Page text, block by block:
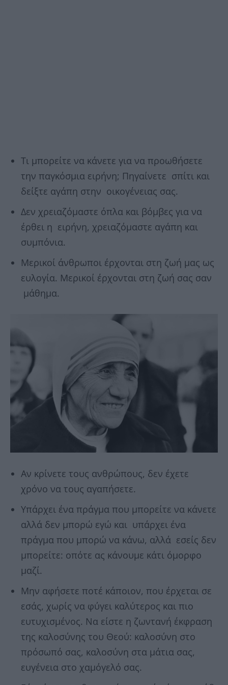
Τι μπορείτε να κάνετε για να προωθήσετε
την παγκόσμια ειρήνη; Πηγαίνετε σπίτι και
δείξτε αγάπη στην οικογένειας σας.
Δεν χρειαζόμαστε όπλα και βόμβες για να
έρθει η ειρήνη, χρειαζόμαστε αγάπη και
συμπόνια.
Μερικοί άνθρωποι έρχονται στη ζωή μας ως
ευλογία. Μερικοί έρχονται στη ζωή σας σαν
μάθημα.
Αν κρίνετε τους ανθρώπους, δεν έχετε
χρόνο να τους αγαπήσετε.
Υπάρχει ένα πράγμα που μπορείτε να κάνετε
αλλά δεν μπορώ εγώ και υπάρχει ένα
πράγμα που μπορώ να κάνω, αλλά εσείς δεν
μπορείτε: οπότε ας κάνουμε κάτι όμορφο
μαζί.
Μην αφήσετε ποτέ κάποιον, που έρχεται σε
εσάς, χωρίς να φύγει καλύτερος και πιο
ευτυχισμένος. Να είστε η ζωντανή έκφραση
της καλοσύνης του Θεού: καλοσύνη στο
πρόσωπό σας, καλοσύνη στα μάτια σας,
ευγένεια στο χαμόγελό σας.